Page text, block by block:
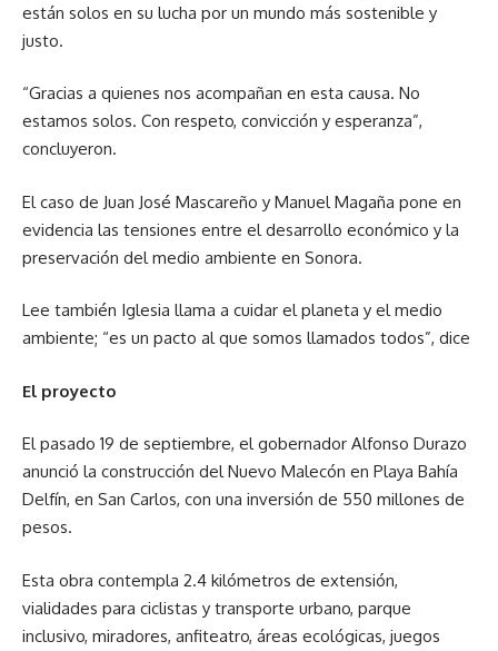
están solos en su lucha por un mundo más sostenible y
justo.
“Gracias a quienes nos acompañan en esta causa. No
estamos solos. Con respeto, convicción y esperanza”,
concluyeron.
El caso de Juan José Mascareño y Manuel Magaña pone en
evidencia las tensiones entre el desarrollo económico y la
preservación del medio ambiente en Sonora.
Lee también Iglesia llama a cuidar el planeta y el medio
ambiente; “es un pacto al que somos llamados todos”, dice
El proyecto
El pasado 19 de septiembre, el gobernador Alfonso Durazo
anunció la construcción del Nuevo Malecón en Playa Bahía
Delfín, en San Carlos, con una inversión de 550 millones de
pesos.
Esta obra contempla 2.4 kilómetros de extensión,
vialidades para ciclistas y transporte urbano, parque
inclusivo, miradores, anfiteatro, áreas ecológicas, juegos